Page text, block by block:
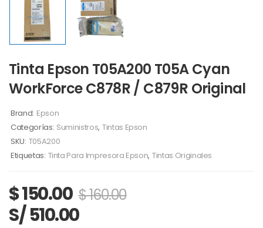
Tinta Epson T05A200 T05A Cyan
WorkForce C878R / C879R Original
Brand: Epson
Categorías: Suministros, Tintas Epson
SKU: T05A200
Etiquetas: Tinta Para Impresora Epson, Tintas Originales
$150.00 $160.00
S/ 510.00